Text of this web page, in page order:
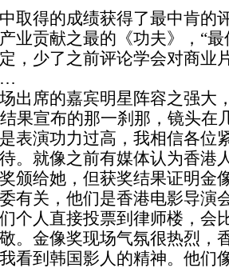
取得的成绩获得了最中肯的
业贡献之最的《功夫》，“
，少了之前评论学会对商业
席的嘉宾明星阵容之强大
果宣布的那一刹那，镜头在
表演功力过高，我相信各位
。就像之前有媒体认为香港
颁给她，但获奖结果证明金
有关，他们是香港电影导演
个人直接投票到律师楼，会
。金像奖现场气氛很热烈，
看到韩国影人的精神。他们